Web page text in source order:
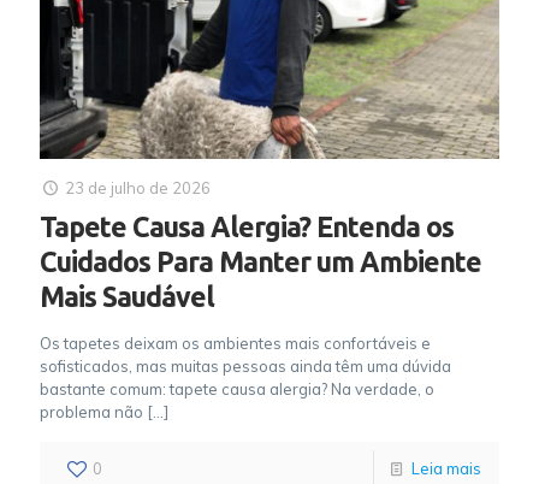
23 de julho de 2026
Tapete Causa Alergia? Entenda os
Cuidados Para Manter um Ambiente
Mais Saudável
Os tapetes deixam os ambientes mais confortáveis e
sofisticados, mas muitas pessoas ainda têm uma dúvida
bastante comum: tapete causa alergia? Na verdade, o
problema não […]
0 Leia mais